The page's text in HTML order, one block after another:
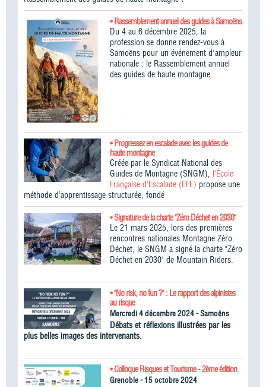
• Rassemblement annuel des guides à Samoëns
Du 4 au 6 décembre 2025, la
profession se donne rendez-vous à
Samoëns pour un événement d'ampleur
nationale : le Rassemblement annuel
des guides de haute montagne.
• Progressez en escalade avec les guides de
haute montagne
Créée par le Syndicat National des
Guides de Montagne (SNGM), l’École
Française d’Escalade (EFE) propose une
méthode d’apprentissage structurée, fondé
• Signature de la charte "Zéro Déchet en 2030"
Le 21 mars 2025, lors des premières
rencontres nationales Montagne Zéro
Déchet, le SNGM a signé la charte "Zéro
Déchet en 2030" de Mountain Riders.
• "No risk, no fun ?" : Le rapport des alpinistes
au risque
Mercredi 4 décembre 2024 - Samoëns
Débats et réflexions illustrées par les
plus belles images des intervenants.
• Colloque Risques et Tourisme - 2ème édition
Grenoble - 15 octobre 2024